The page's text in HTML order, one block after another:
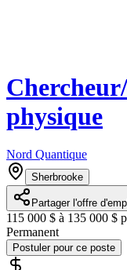
physique
Nord Quantique
Sherbrooke
Partager l'offre
115 000 $ à 135 000 $
Permanent
Postuler pour ce poste